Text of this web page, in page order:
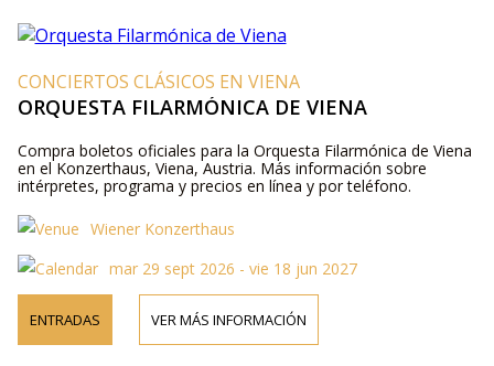
CONCIERTOS CLÁSICOS EN VIENA
ORQUESTA FILARMÓNICA DE VIENA
Compra boletos oficiales para la Orquesta Filarmónica de Viena
en el Konzerthaus, Viena, Austria. Más información sobre
intérpretes, programa y precios en línea y por teléfono.
Wiener Konzerthaus
mar 29 sept 2026 - vie 18 jun 2027
ENTRADAS VER MÁS INFORMACIÓN